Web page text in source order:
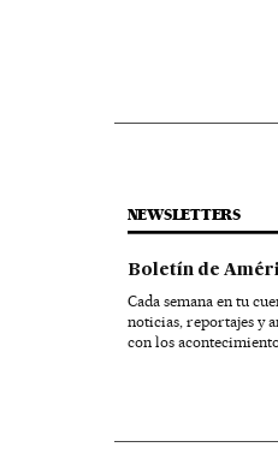
NEWSLETTERS
Boletín de
Cada semana en tu
noticias, reportajes y
con los